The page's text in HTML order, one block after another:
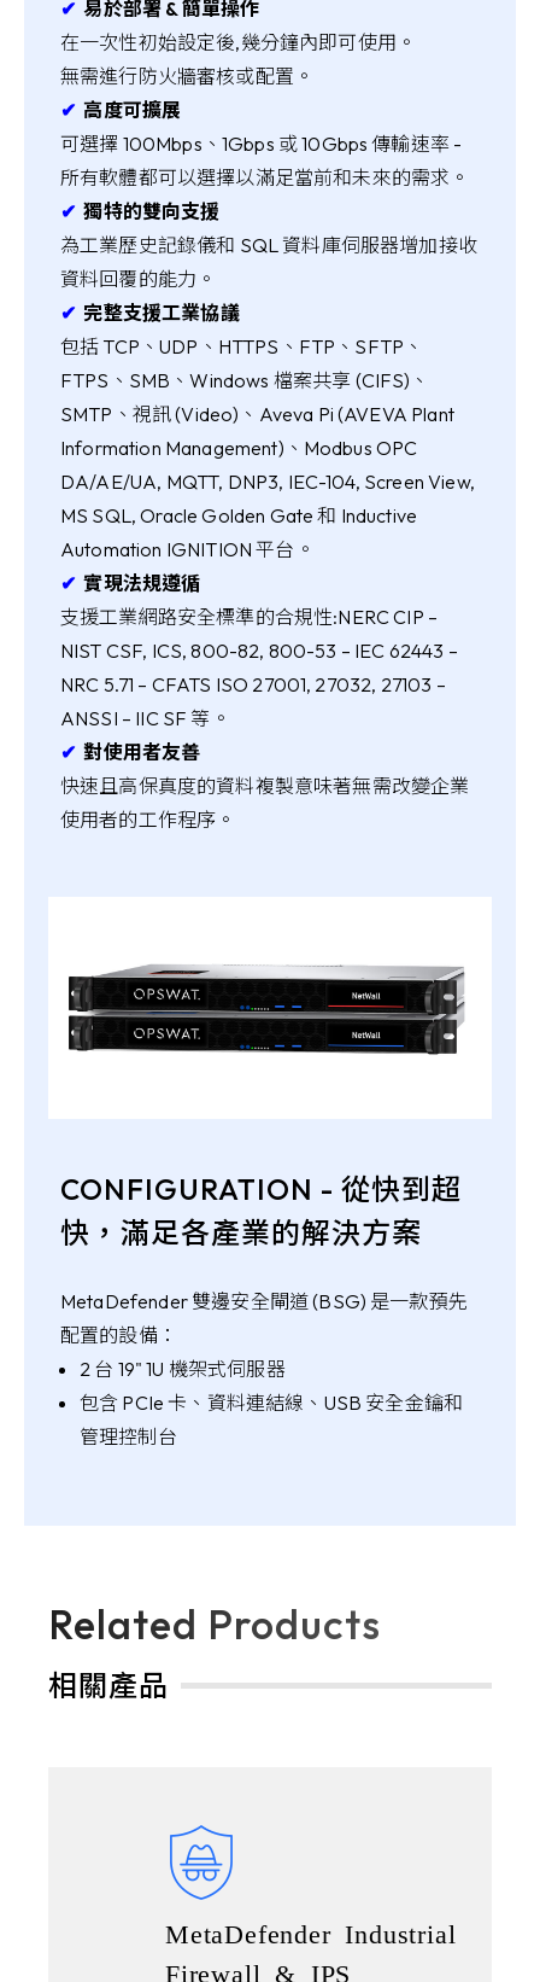
✔︎ 易於部署 & 簡單操作
在一次性初始設定後,幾分鐘內即可使用。
無需進行防火牆審核或配置。
✔︎ 高度可擴展
可選擇 100Mbps、1Gbps 或 10Gbps 傳輸速率 -
所有軟體都可以選擇以滿足當前和未來的需求。
✔︎ 獨特的雙向支援
為工業歷史記錄儀和 SQL 資料庫伺服器增加接收
資料回覆的能力。
✔︎ 完整支援工業協議
包括 TCP、UDP、HTTPS、FTP、SFTP、
FTPS、SMB、Windows 檔案共享 (CIFS)、
SMTP、視訊 (Video)、Aveva Pi (AVEVA Plant
Information Management)、Modbus OPC
DA/AE/UA, MQTT, DNP3, IEC-104, Screen View,
MS SQL, Oracle Golden Gate 和 Inductive
Automation IGNITION 平台。
✔︎ 實現法規遵循
支援工業網路安全標準的合規性:NERC CIP –
NIST CSF, ICS, 800-82, 800-53 – IEC 62443 –
NRC 5.71 – CFATS ISO 27001, 27032, 27103 –
ANSSI – IIC SF 等。
✔︎ 對使用者友善
快速且高保真度的資料複製意味著無需改變企業
使用者的工作程序。
CONFIGURATION - 從快到超
快，滿足各產業的解決方案
MetaDefender 雙邊安全閘道 (BSG) 是一款預先
配置的設備：
2 台 19" 1U 機架式伺服器
包含 PCIe 卡、資料連結線、USB 安全金鑰和
管理控制台
Related Products
相關產品
MetaDefender Industrial
Firewall & IPS